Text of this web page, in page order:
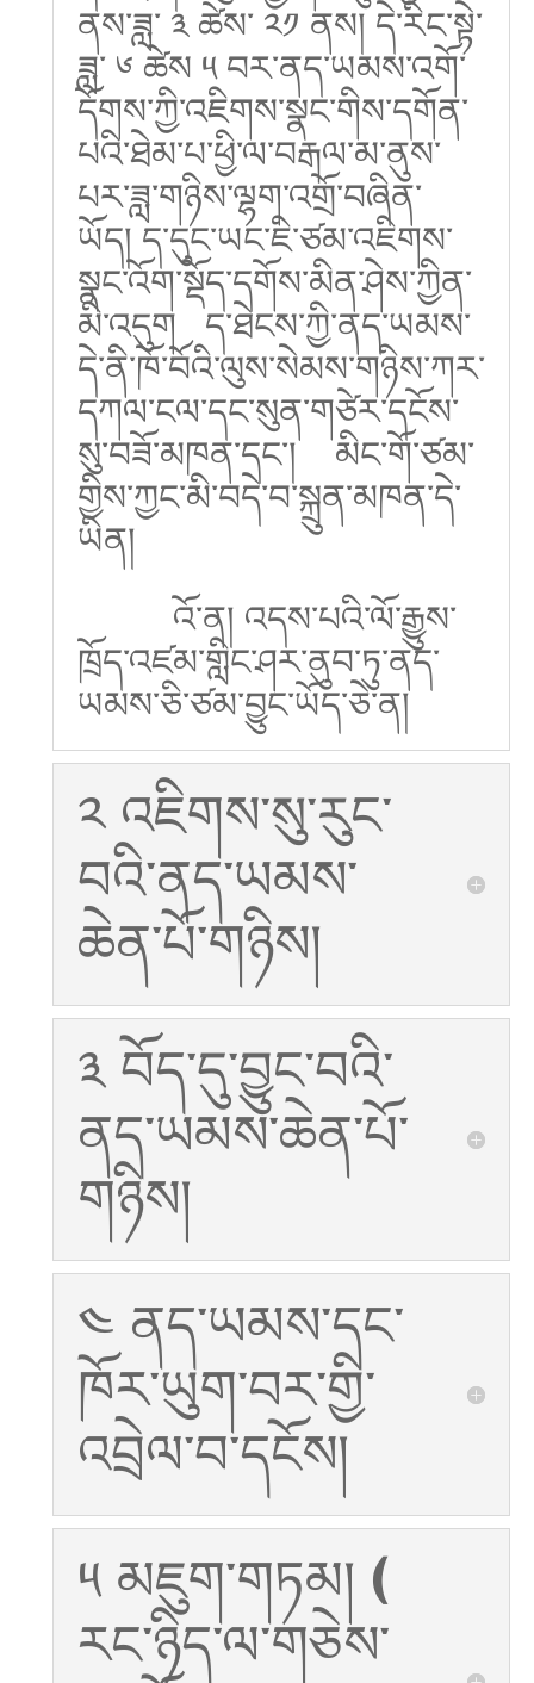
ནས་ཟླ་ ༣ ཚེས་ ༢༡ ནས། དེ་རིང་སྟེ་
ཟླ་ ༦ ཚེས ༥ བར་ནད་ཡམས་འགོ་
དོགས་ཀྱི་འཇིགས་སྣང་གིས་དགོན་
པའི་ཐེམ་པ་ཕྱི་ལ་བརྒལ་མ་ནུས་
པར་ཟླ་གཉིས་ལྷག་འགྲོ་བཞིན་
ཡོད། ད་དུང་ཡང་ཇི་ཙམ་འཇིགས་
སྣང་འོག་སྡོད་དགོས་མིན་ཤེས་ཀྱིན་
མི་འདུག ད་ཐེངས་ཀྱི་ནད་ཡམས་
དེ་ནི་ཁོ་བོའི་ལུས་སེམས་གཉིས་ཀར་
དཀལ་ངལ་དང་སུན་གཙེར་དངོས་
སུ་བཟོ་མཁན་དང་། མིང་གོ་ཙམ་
གྱིས་ཀྱང་མི་བདེ་བ་སྐྲུན་མཁན་དེ་
ཡིན།
འོ་ན། འདས་པའི་ལོ་རྒྱུས་
ཁྲོད་འཛམ་གླིང་ཤར་ནུབ་ཏུ་ནད་
ཡམས་ཅི་ཙམ་བྱུང་ཡོད་ཅེ་ན།
༢ འཇིགས་སུ་རུང་
བའི་ནད་ཡམས་
ཆེན་པོ་གཉིས།
༣ བོད་དུ་བྱུང་བའི་
ནད་ཡམས་ཆེན་པོ་
གཉིས།
༤ ནད་ཡམས་དང་
ཁོར་ཡུག་བར་གྱི་
འབྲེལ་བ་དངོས།
༥ མཇུག་གཏམ། (
རང་ཉིད་ལ་གཅེས་